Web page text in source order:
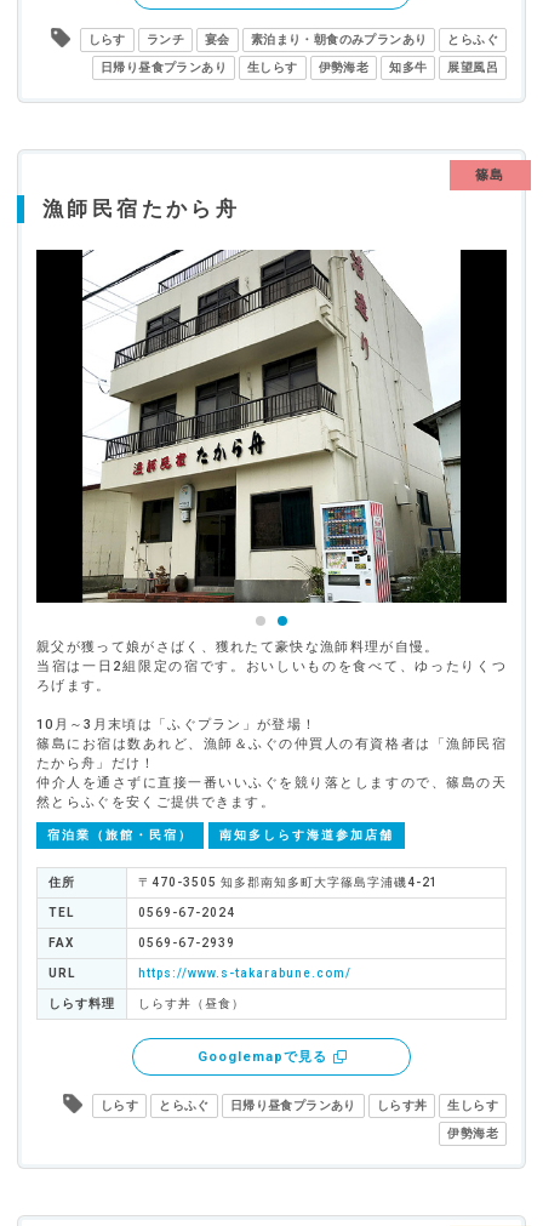
しらす ランチ 宴会 素泊まり・朝食のみプランあり とらふぐ
日帰り昼食プランあり 生しらす 伊勢海老 知多牛 展望風呂
漁師民宿たから舟
篠島
親父が獲って娘がさばく、獲れたて豪快な漁師料理が自慢。
当宿は一日2組限定の宿です。おいしいものを食べて、ゆったりくつ
ろげます。
10月～3月末頃は「ふぐプラン」が登場！
篠島にお宿は数あれど、漁師＆ふぐの仲買人の有資格者は「漁師民宿
たから舟」だけ！
仲介人を通さずに直接一番いいふぐを競り落としますので、篠島の天
然とらふぐを安くご提供できます。
宿泊業（旅館・民宿） 南知多しらす海道参加店舗
住所 〒470-3505 知多郡南知多町大字篠島字浦磯4-21
TEL 0569-67-2024
FAX 0569-67-2939
URL https://www.s-takarabune.com/
しらす料理 しらす丼（昼食）
Googlemapで見る
しらす とらふぐ 日帰り昼食プランあり しらす丼 生しらす
伊勢海老